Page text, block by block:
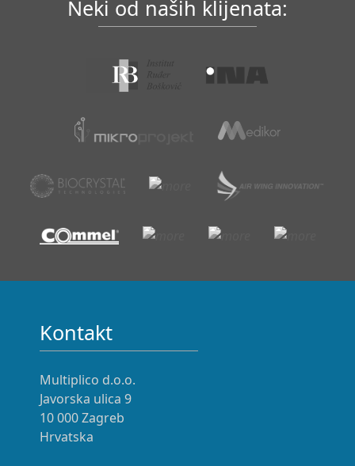
Neki od naših klijenata:
Kontakt
Multiplico d.o.o.
Javorska ulica 9
10 000 Zagreb
Hrvatska